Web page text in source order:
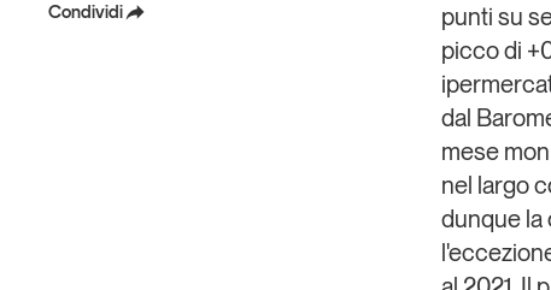
Tendenze GS1
Condividi
punti su
picco di
dal
mese
nel largo
dunque la